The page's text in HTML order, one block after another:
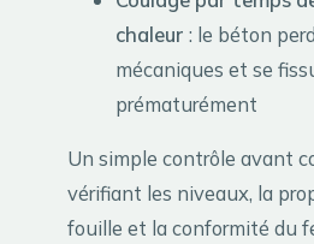
chaleur : le béton
mécaniques et se
prématurément
Un simple contrôle avant
vérifiant les niveaux, la
fouille et la conformité du